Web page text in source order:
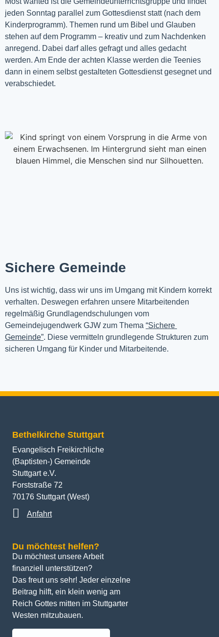
jeden Sonntag parallel zum Gottesdienst statt (nach dem
Kinderprogramm). Themen rund um Bibel und Glauben
stehen auf dem Programm – kreativ und zum Nachdenken
anregend. Dabei darf alles gefragt und alles gedacht
werden. Am Ende der achten Klasse werden die Teenies
dann in einem selbst gestalteten Gottesdienst gesegnet und
verabschiedet.
Sichere Gemeinde
Uns ist wichtig, dass wir uns im Umgang mit Kindern korrekt
verhalten. Deswegen erfahren unsere Mitarbeitenden
regelmäßig Grundlagendschulungen vom
Gemeindejugendwerk GJW zum Thema “Sichere
Gemeinde”. Diese vermitteln grundlegende Strukturen zum
sicheren Umgang für Kinder und Mitarbeitende.
Bethelkirche Stuttgart
Evangelisch Freikirchliche
(Baptisten-) Gemeinde
Stuttgart e.V.
Forststraße 72
70176 Stuttgart (West)
Anfahrt
Du möchtest helfen?
Du möchtest unsere Arbeit
finanziell unterstützen?
Das freut uns sehr! Jeder einzelne
Beitrag hilft, ein klein wenig am
Reich Gottes mitten im Stuttgarter
Westen mitzubauen.